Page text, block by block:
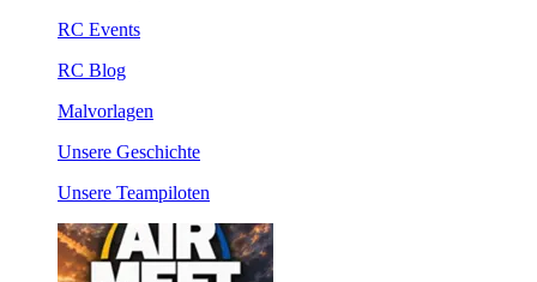
RC Events
RC Blog
Malvorlagen
Unsere Geschichte
Unsere Teampiloten